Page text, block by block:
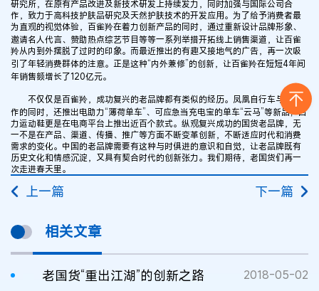
研究所，在原有产品改进及新技术研发上持续发力，同时加强与国际公司合
作，致力于高科技护肤品研究及天然护肤技术的开发应用。为了给予消费者最
为直观的视觉体验，百雀羚在着力创新产品的同时，通过重新设计品牌形象、
邀请名人代言、赞助热点综艺节目等等一系列举措开拓线上销售渠道，让百雀
羚从内到外摆脱了过时的印象。而最近推出的有趣又接地气的广告，再一次吸
引了年轻消费群体的注意。正是这种“内外兼修”的创新，让百雀羚在短短4年间
年销售额增长了120亿元。
不仅仅是百雀羚，成功复兴的老品牌都有类似的经历。凤凰自行车与ofo合
作的同时，还推出电助力“薄荷单车”、可应急当充电宝的单车“云马”等新品；回
力运动鞋更是在电商平台上推出近百个款式。纵观复兴成功的国货老品牌，无
一不是在产品、渠道、传播、推广等方面不断变革创新，不断适应时代和消费
需求的变化。中国的老品牌需要有这种与时俱进的意识和自觉，让老品牌既有
历史文化和情感沉淀，又具有契合时代的创新张力。我们期待，老国货们再一
次走进春天里。
上一篇 下一篇
相关文章
老国货“重出江湖”的创新之路 2018-05-02